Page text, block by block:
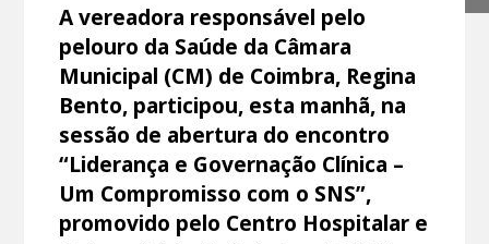
A vereadora responsável pelo
pelouro da Saúde da Câmara
Municipal (CM) de Coimbra, Regina
Bento, participou, esta manhã, na
sessão de abertura do encontro
“Liderança e Governação Clínica –
Um Compromisso com o SNS”,
promovido pelo Centro Hospitalar e